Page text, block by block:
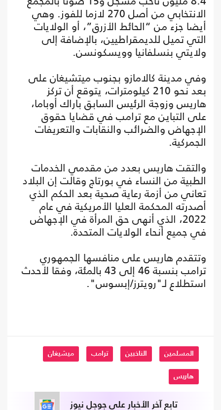
الانتخابي من أصل 270 لازما للفوز. وهي
أيضا جزء من “الحائط الأزرق”، أو الولايات
التي تميل للديمقراطيين، بالإضافة إلى
ولايتي بنسلفانيا وويسكونسن.
وفي مدينة كالامازو بجنوب ميتشيغان على
بعد نحو 210 كيلومترات، يتوقع أن تركز
هاريس وزوجة الرئيس السابق باراك أوباما،
على التباين مع ترامب في قضايا حقوق
الإجهاض والضرائب والنقابات والتعريفات
الجمركية.
والتقت هاريس بعدد من مقدمي الخدمات
الطبية من النساء في بورتاج وقالت إن البلاد
تعاني من أزمة رعاية صحية بعد الحكم الذي
أصدرته المحكمة العليا الأمريكية في عام
2022، الذي أنهى حق المرأة في الإجهاض
في جميع أنحاء الولايات المتحدة.
وتتقدم هاريس على منافسها الجمهوري
ترامب بنسبة 46 إلى 43 بالمئة، وفقا لأحدث
استطلاع لـ"رويترز/إبسوس".
المسلمين الناخبين ترامب ميشيغان
هاريس
تابع آخر الأخبار على جوجل نيوز